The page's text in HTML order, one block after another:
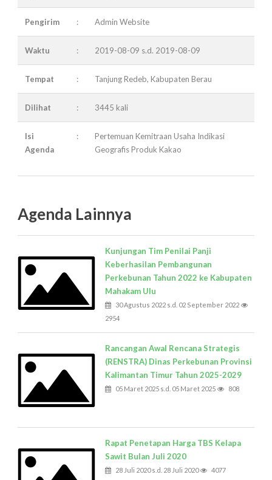
Pengirim : Admin Website
Waktu : 2019-08-09 s.d. 2019-08-09
Tempat : Tanjung Redeb, Kabupaten Berau
Dilihat : 3445 kali
Isi
Agenda
:
Pertemuan Kemitraan Usaha Indikasi
Geografis Produk Kakao
Agenda Lainnya
Kunjungan Tim Penilai Panji
Keberhasilan Pembangunan
Perkebunan Tahun 2022 ke Kabupaten
Mahakam Ulu
30 Agustus 2022 s.d. 02 September 2022
2954
Rancangan Awal Rencana Strategis
(RENSTRA) Dinas Perkebunan Provinsi
Kalimantan Timur Tahun 2025-2029
05 Maret 2025 s.d. 05 Maret 2025 808
Rapat Penetapan Harga TBS Kelapa
Sawit Bulan Juli 2020
28 Juli 2020 s.d. 28 Juli 2020 4077